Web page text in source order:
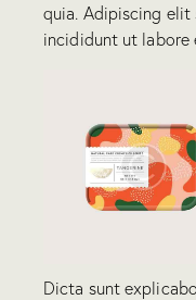
quia. Adipiscing elit
incididunt ut labore
Dicta sunt